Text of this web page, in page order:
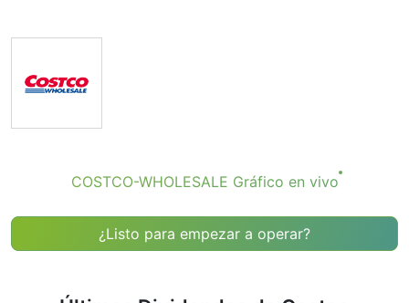
pequeños; la empresa se centra más en el crecimiento
dividendos de COSTCO-WHOLESALE le ayuda a
planificar sus inversiones.
Fecha de Dividendo de COSTCO-
Si está siguiendo de cerca a Costco Wholesale
Corporation (símbolo bursátil: COSTCO-WHOLESALE),
probablemente se haya encontrado con el término
“fecha de dividendo de COSTCO-WHOLESALE”. Pero,
Un dividendo es un pago que realiza una empresa a sus
COSTCO-WHOLESALE Gráfico en vivo
¿Listo para empezar a operar?